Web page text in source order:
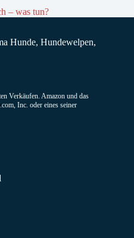
– was tun?
Hunde, Hundewelpen,
Verkäufen. Amazon und das
Inc. oder eines seiner